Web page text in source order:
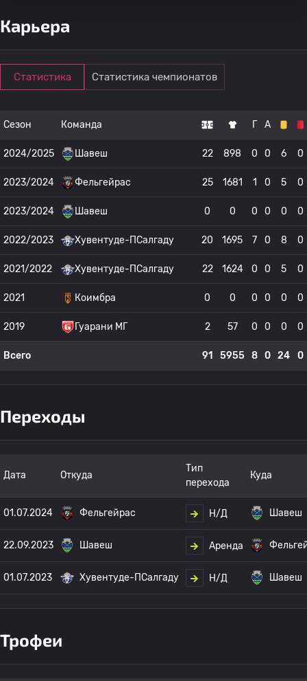
Карьера
Статистика Статистика чемпионатов
Сезон Команда Г А
2024/2025 Шавеш 22 898 0 0 6 0
2023/2024 Фельгейрас 25 1681 1 0 5 0
2023/2024 Шавеш 0 0 0 0 0 0
2022/2023 Хувентуде-ПСалгаду 20 1695 7 0 8 0
2021/2022 Хувентуде-ПСалгаду 22 1624 0 0 5 0
2021 Коимбра 0 0 0 0 0 0
2019 Гуарани МГ 2 57 0 0 0 0
Всего 91 5955 8 0 24 0
Переходы
Дата Откуда
Тип
перехода
Куда
01.07.2024 Фельгейрас Н/Д Шавеш
22.09.2023 Шавеш Аренда
01.07.2023 Хувентуде-ПСалгаду Н/Д Шавеш
Трофеи